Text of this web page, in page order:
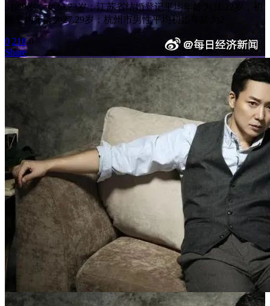
31.89岁，女30.73岁；江苏省结婚登记平均年龄为31.22岁，初
婚平均年龄为27.29岁；杭州市男性平均初婚年龄为2
0 210 0
Share